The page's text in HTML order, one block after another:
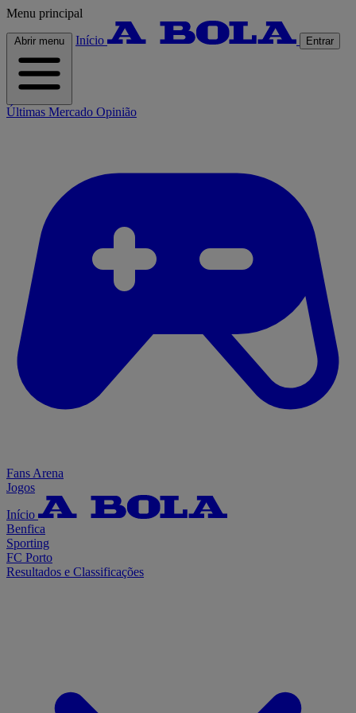
Menu principal
Abrir menu Início Entrar
Últimas Mercado Opinião
Fans Arena
Jogos
Início
Benfica
Sporting
FC Porto
Resultados e Classificações